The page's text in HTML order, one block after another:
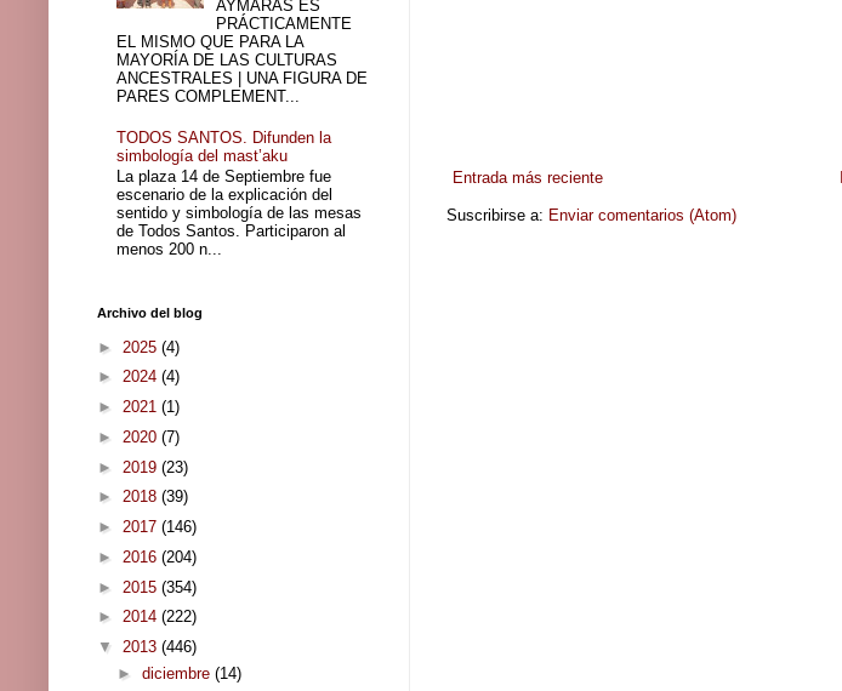
Entrada más reciente
Suscribirse a: Enviar comentarios (Atom)
AYMARAS ES
PRÁCTICAMENTE
EL MISMO QUE PARA LA
MAYORÍA DE LAS CULTURAS
ANCESTRALES | UNA FIGURA DE
PARES COMPLEMENT...
TODOS SANTOS. Difunden la
simbología del mast’aku
La plaza 14 de Septiembre fue
escenario de la explicación del
sentido y simbología de las mesas
de Todos Santos. Participaron al
menos 200 n...
Archivo del blog
► 2025 (4)
► 2024 (4)
► 2021 (1)
► 2020 (7)
► 2019 (23)
► 2018 (39)
► 2017 (146)
► 2016 (204)
► 2015 (354)
► 2014 (222)
▼ 2013 (446)
► diciembre (14)